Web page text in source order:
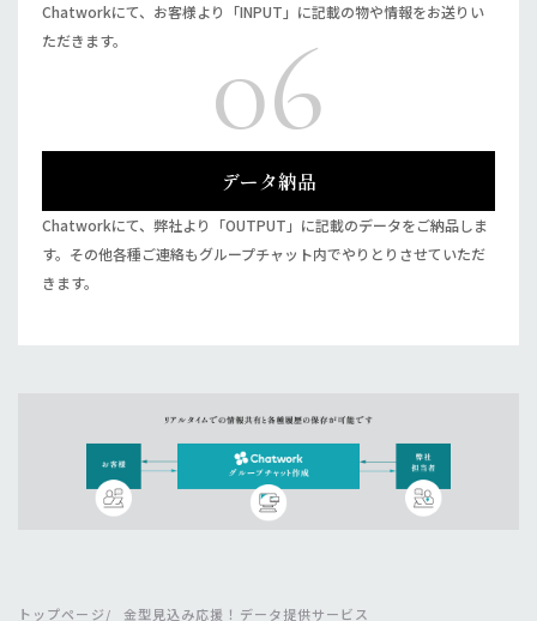
Chatworkにて、お客様より「INPUT」に記載の物や情報をお送りい
ただきます。
06
データ納品
Chatworkにて、弊社より「OUTPUT」に記載のデータをご納品しま
す。その他各種ご連絡もグループチャット内でやりとりさせていただ
きます。
トップページ 金型見込み応援！データ提供サービス